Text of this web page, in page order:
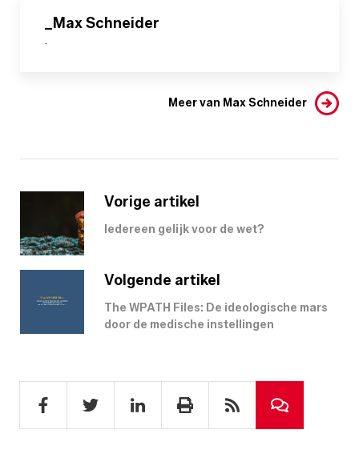
_Max Schneider
-
Meer van Max Schneider
Vorige artikel
Iedereen gelijk voor de wet?
Volgende artikel
The WPATH Files: De ideologische mars
door de medische instellingen